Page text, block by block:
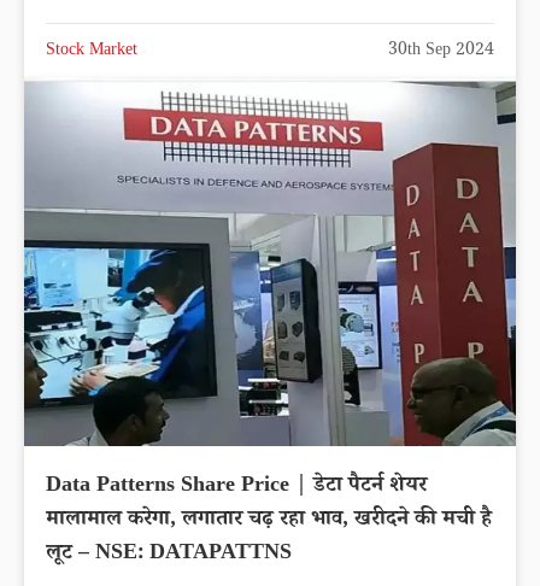
Stock Market 30th Sep 2024
Data Patterns Share Price | डेटा पैटर्न शेयर
मालामाल करेगा, लगातार चढ़ रहा भाव, खरीदने की मची है
लूट – NSE: DATAPATTNS